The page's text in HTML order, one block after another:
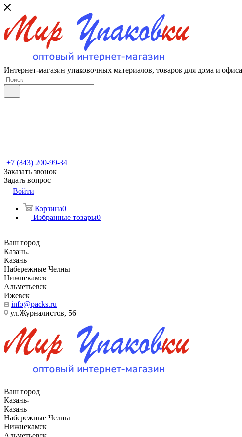
Интернет-магазин упаковочных материалов, товаров для дома и офиса
+7 (843) 200-99-34
Заказать звонок
Задать вопрос
Войти
Корзина0
Избранные товары0
Ваш город
Казань
Казань
Набережные Челны
Нижнекамск
Альметьевск
Ижевск
info@packs.ru
ул.Журналистов, 56
Ваш город
Казань
Казань
Набережные Челны
Нижнекамск
Альметьевск